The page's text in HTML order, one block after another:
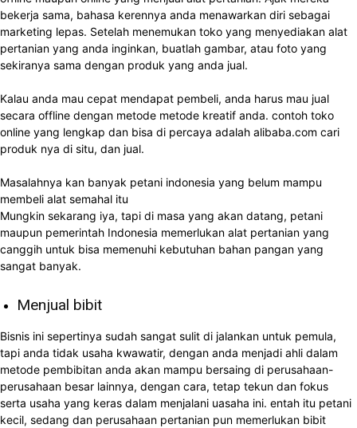
bekerja sama, bahasa kerennya anda menawarkan diri sebagai
marketing lepas. Setelah menemukan toko yang menyediakan alat
pertanian yang anda inginkan, buatlah gambar, atau foto yang
sekiranya sama dengan produk yang anda jual.
Kalau anda mau cepat mendapat pembeli, anda harus mau jual
secara offline dengan metode metode kreatif anda. contoh toko
online yang lengkap dan bisa di percaya adalah alibaba.com cari
produk nya di situ, dan jual.
Masalahnya kan banyak petani indonesia yang belum mampu
membeli alat semahal itu
Mungkin sekarang iya, tapi di masa yang akan datang, petani
maupun pemerintah Indonesia memerlukan alat pertanian yang
canggih untuk bisa memenuhi kebutuhan bahan pangan yang
sangat banyak.
Menjual bibit
Bisnis ini sepertinya sudah sangat sulit di jalankan untuk pemula,
tapi anda tidak usaha kwawatir, dengan anda menjadi ahli dalam
metode pembibitan anda akan mampu bersaing di perusahaan-
perusahaan besar lainnya, dengan cara, tetap tekun dan fokus
serta usaha yang keras dalam menjalani uasaha ini. entah itu petani
kecil, sedang dan perusahaan pertanian pun memerlukan bibit